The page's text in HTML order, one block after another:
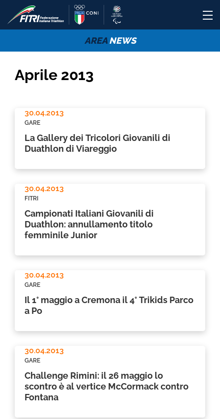
AREANEWS
Aprile 2013
30.04.2013
GARE
La Gallery dei Tricolori Giovanili di
Duathlon di Viareggio
30.04.2013
FITRI
Campionati Italiani Giovanili di
Duathlon: annullamento titolo
femminile Junior
30.04.2013
GARE
Il 1° maggio a Cremona il 4° Trikids Parco
a Po
30.04.2013
GARE
Challenge Rimini: il 26 maggio lo
scontro è al vertice McCormack contro
Fontana